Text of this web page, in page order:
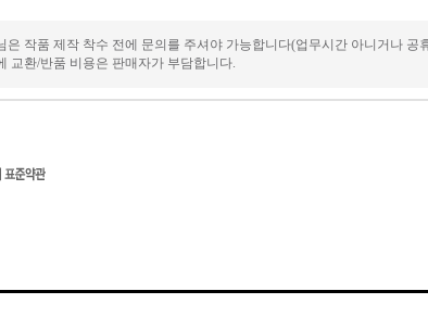
은 작품 제작 착수 전에 문의를 주셔야 가능합니다(업무시간 아니거나
교환/반품 비용은 판매자가 부담합니다.